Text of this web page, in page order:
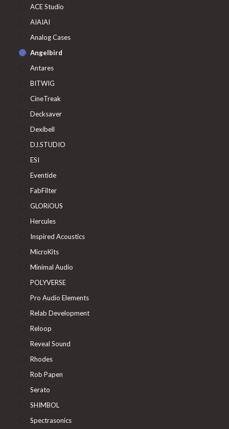
ACE Studio
AIAIAI
Analog Cases
Angelbird
Antares
BITWIG
CineTreak
Decksaver
Dexibell
DJ.STUDIO
ESI
Eventide
FabFilter
GLORiOUS
Hercules
Inspired Acoustics
MicroKits
Minimal Audio
POLYVERSE
Pro Audio Elements
Relab Development
Reloop
Reveal Sound
Rhodes
Rob Papen
Serato
SHIMBOL
Spectrasonics